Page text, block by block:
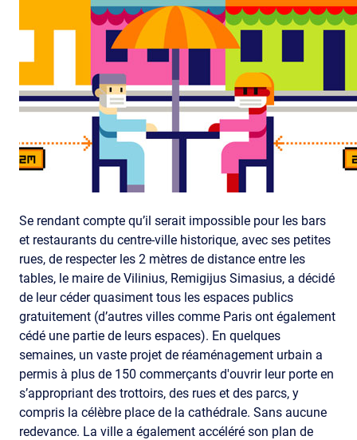
Se rendant compte qu’il serait impossible pour les bars
et restaurants du centre-ville historique, avec ses petites
rues, de respecter les 2 mètres de distance entre les
tables, le maire de Vilinius, Remigijus Simasius, a décidé
de leur céder quasiment tous les espaces publics
gratuitement (d’autres villes comme Paris ont également
cédé une partie de leurs espaces). En quelques
semaines, un vaste projet de réaménagement urbain a
permis à plus de 150 commerçants d'ouvrir leur porte en
s’appropriant des trottoirs, des rues et des parcs, y
compris la célèbre place de la cathédrale. Sans aucune
redevance. La ville a également accéléré son plan de